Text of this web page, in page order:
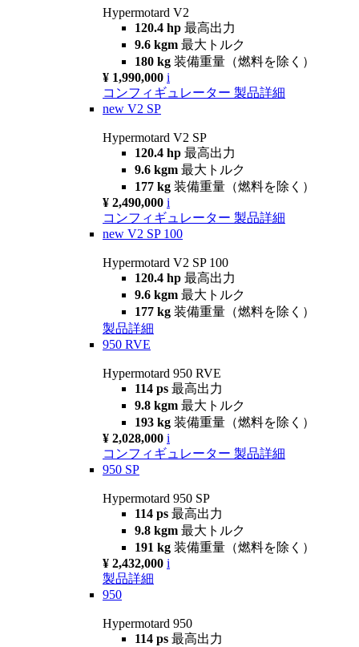
Hypermotard V2
120.4 hp 最高出力
9.6 kgm 最大トルク
180 kg 装備重量（燃料を除く）
¥ 1,990,000 i
コンフィギュレーター 製品詳細
new V2 SP
Hypermotard V2 SP
120.4 hp 最高出力
9.6 kgm 最大トルク
177 kg 装備重量（燃料を除く）
¥ 2,490,000 i
コンフィギュレーター 製品詳細
new V2 SP 100
Hypermotard V2 SP 100
120.4 hp 最高出力
9.6 kgm 最大トルク
177 kg 装備重量（燃料を除く）
製品詳細
950 RVE
Hypermotard 950 RVE
114 ps 最高出力
9.8 kgm 最大トルク
193 kg 装備重量（燃料を除く）
¥ 2,028,000 i
コンフィギュレーター 製品詳細
950 SP
Hypermotard 950 SP
114 ps 最高出力
9.8 kgm 最大トルク
191 kg 装備重量（燃料を除く）
¥ 2,432,000 i
製品詳細
950
Hypermotard 950
114 ps 最高出力